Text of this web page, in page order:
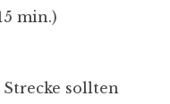
min.)
sollten